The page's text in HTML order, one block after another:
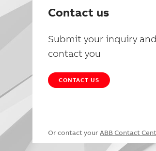
Contact us
Submit your inquiry
contact you
CONTACT US
Or contact your ABB Contact